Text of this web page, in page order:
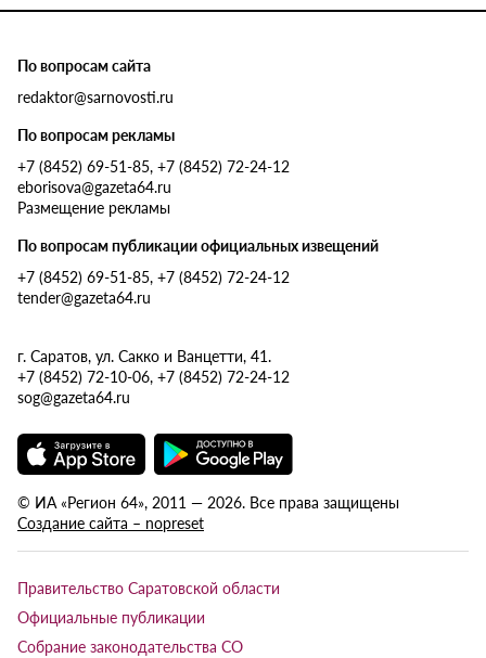
По вопросам сайта
redaktor@sarnovosti.ru
По вопросам рекламы
+7 (8452) 69-51-85, +7 (8452) 72-24-12
eborisova@gazeta64.ru
Размещение рекламы
По вопросам публикации официальных извещений
+7 (8452) 69-51-85, +7 (8452) 72-24-12
tender@gazeta64.ru
г. Саратов, ул. Сакко и Ванцетти, 41.
+7 (8452) 72-10-06, +7 (8452) 72-24-12
sog@gazeta64.ru
© ИА «Регион 64», 2011 — 2026. Все права защищены
Создание сайта – nopreset
Правительство Саратовской области
Официальные публикации
Собрание законодательства СО